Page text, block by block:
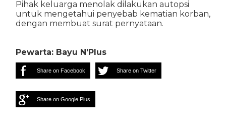
Pihak keluarga menolak dilakukan autopsi
untuk mengetahui penyebab kematian korban,
dengan membuat surat pernyataan.
Pewarta: Bayu N'Plus
Share on Facebook Share on Twitter
Share on Google Plus